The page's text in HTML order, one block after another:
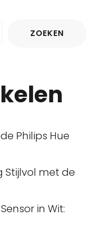
ZOEKEN
Philips Hue
Stijlvol met de
in Wit: